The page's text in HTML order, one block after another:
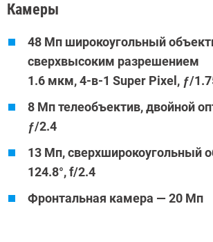
Камеры
48 Мп широкоугольный
сверхвысоким разрешением
1.6 мкм, 4-в-1 Super Pixel, ƒ/
8 Мп телеобъектив, двойной
ƒ/2.4
13 Мп, сверхширокоугольный
124.8°,f/2.4
Фронтальная камера — 20 Мп